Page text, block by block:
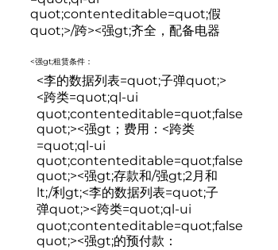
quot;contenteditable=quot;假
quot;>/跨><强gt;齐全，配备电器
<强gt;租赁条件：
<李的数据列表=quot;子弹quot;>
<跨类=quot;ql-ui
quot;contenteditable=quot;false
quot;><强gt；费用： <跨类
=quot;ql-ui
quot;contenteditable=quot;false
quot;><强gt;存款和/强gt;2月和
lt;/利gt;<李的数据列表=quot;子
弹quot;><跨类=quot;ql-ui
quot;contenteditable=quot;false
quot;><强gt;的预付款：